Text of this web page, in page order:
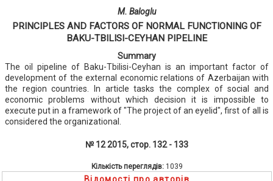
М. Baloglu
PRINCIPLES AND FACTORS OF NORMAL FUNCTIONING OF
BAKU-TBILISI-CEYHAN PIPELINE
Summary
The oil pipeline of Baku-Tbilisi-Ceyhan is an important factor of
development of the external economic relations of Azerbaijan with
the region countries. In article tasks the complex of social and
economic problems without which decision it is impossible to
execute put in a framework of "The project of an eyelid", first of all is
considered the organizational.
№ 12 2015, стор. 132 - 133
Кількість переглядів: 1039
Відомості про авторів